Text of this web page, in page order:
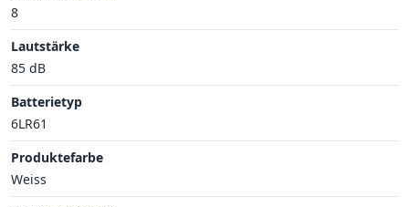
8
Lautstärke
85 dB
Batterietyp
6LR61
Produktefarbe
Weiss